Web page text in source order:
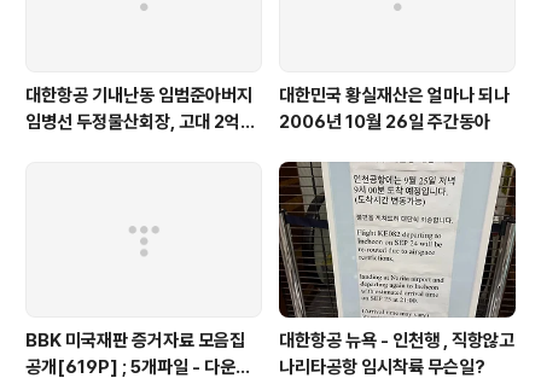
대한항공 기내난동 임범준아버지
임병선 두정물산회장, 고대 2억기
대한민국 황실재산은 얼마나 되나
2006년 10월 26일 주간동아
BBK 미국재판 증거자료 모음집
공개[619P] ; 5개파일 - 다운로
대한항공 뉴욕 - 인천행 , 직항않고
나리타공항 임시착륙 무슨일?